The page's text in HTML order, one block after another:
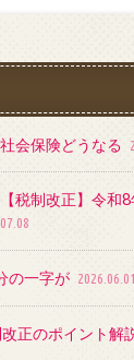
会保険どうなる
税制改正】令和
の一字が 2026.06.01
正のポイント解